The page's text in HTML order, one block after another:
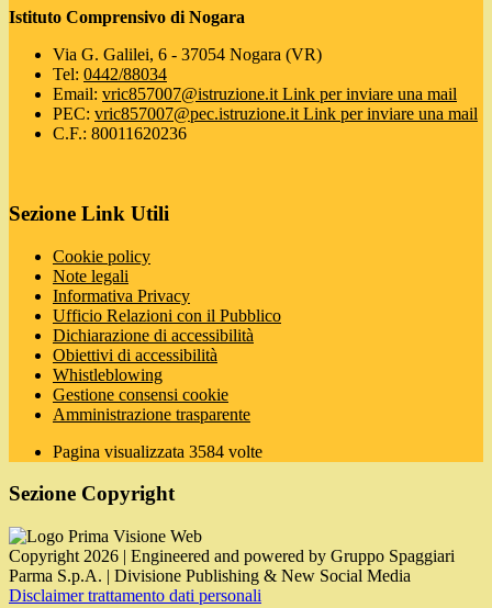
Istituto Comprensivo di Nogara
Via G. Galilei, 6 - 37054 Nogara (VR)
Tel: 0442/88034
Email: vric857007@istruzione.it Link per inviare una mail
PEC: vric857007@pec.istruzione.it Link per inviare una mail
C.F.: 80011620236
Sezione Link Utili
Cookie policy
Note legali
Informativa Privacy
Ufficio Relazioni con il Pubblico
Dichiarazione di accessibilità
Obiettivi di accessibilità
Whistleblowing
Gestione consensi cookie
Amministrazione trasparente
Pagina visualizzata 3584 volte
Sezione Copyright
Copyright 2026 | Engineered and powered by Gruppo Spaggiari
Parma S.p.A. | Divisione Publishing & New Social Media
Disclaimer trattamento dati personali